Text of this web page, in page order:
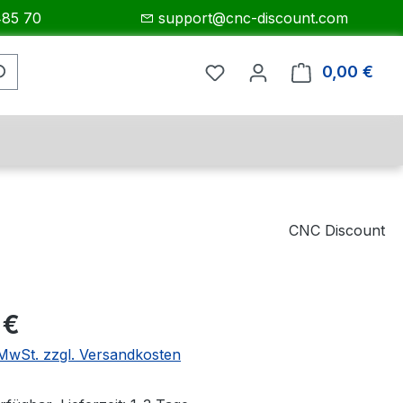
70 support@cnc-discount.com
0,00 €
CNC Discount
zzgl. Versandkosten